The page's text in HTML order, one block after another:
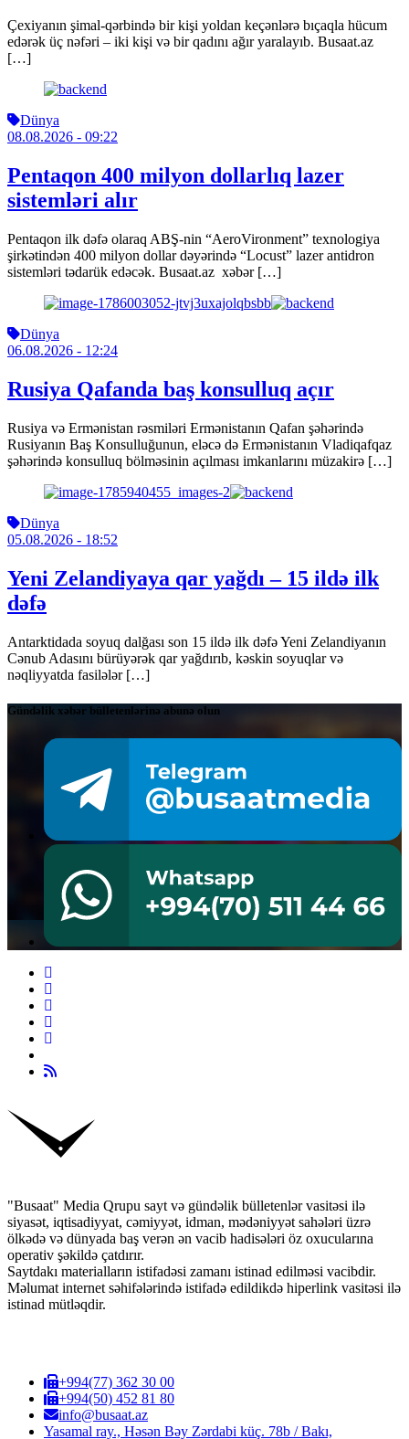
Çexiyanın şimal-qərbində bir kişi yoldan keçənlərə bıçaqla hücum
edərək üç nəfəri – iki kişi və bir qadını ağır yaralayıb. Busaat.az
[…]
Dünya
08.08.2026 - 09:22
Pentaqon 400 milyon dollarlıq lazer
sistemləri alır
Pentaqon ilk dəfə olaraq ABŞ-nin “AeroVironment” texnologiya
şirkətindən 400 milyon dollar dəyərində “Locust” lazer antidron
sistemləri tədarük edəcək. Busaat.az xəbər […]
Dünya
06.08.2026 - 12:24
Rusiya Qafanda baş konsulluq açır
Rusiya və Ermənistan rəsmiləri Ermənistanın Qafan şəhərində
Rusiyanın Baş Konsulluğunun, eləcə də Ermənistanın Vladiqafqaz
şəhərində konsulluq bölməsinin açılması imkanlarını müzakirə […]
Dünya
05.08.2026 - 18:52
Yeni Zelandiyaya qar yağdı – 15 ildə ilk
dəfə
Antarktidada soyuq dalğası son 15 ildə ilk dəfə Yeni Zelandiyanın
Cənub Adasını bürüyərək qar yağdırıb, kəskin soyuqlar və
nəqliyyatda fasilələr […]
Gündəlik xəbər bülletenlərinə abunə olun
"Busaat" Media Qrupu sayt və gündəlik bülletenlər vasitəsi ilə
siyasət, iqtisadiyyat, cəmiyyət, idman, mədəniyyət sahələri üzrə
ölkədə və dünyada baş verən ən vacib hadisələri öz oxucularına
operativ şəkildə çatdırır.
Saytdakı materialların istifadəsi zamanı istinad edilməsi vacibdir.
Məlumat internet səhifələrində istifadə edildikdə hiperlink vasitəsi ilə
istinad mütləqdir.
+994(77) 362 30 00
+994(50) 452 81 80
info@busaat.az
Yasamal ray., Həsən Bəy Zərdabi küç. 78b / Bakı,